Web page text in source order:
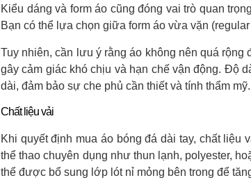
Kiểu dáng và form áo cũng đóng vai trò quan
Bạn có thể lựa chọn giữa form áo vừa vặn
Tuy nhiên, cần lưu ý rằng áo không nên quá
gây cảm giác khó chịu và hạn chế vận động. Độ
dài, đảm bảo sự che phủ cần thiết và tính thẩm mỹ.
Chất liệu vải
Khi quyết định mua áo bóng đá dài tay, chất
thể thao chuyên dụng như thun lạnh, polyester,
thể được bổ sung lớp lót nỉ mỏng bên trong để